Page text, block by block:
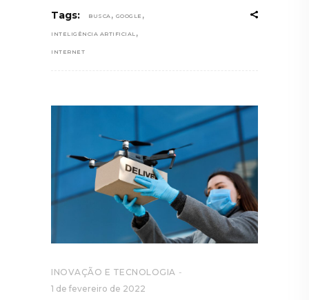
Tags: BUSCA , GOOGLE ,
INTELIGÊNCIA ARTIFICIAL ,
INTERNET
INOVAÇÃO E TECNOLOGIA
1 de fevereiro de 2022